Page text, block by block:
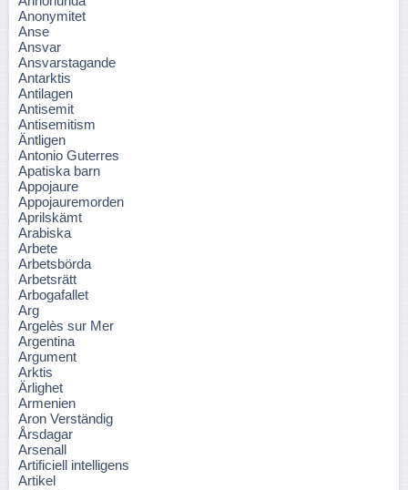
Anonymitet
Anse
Ansvar
Ansvarstagande
Antarktis
Antilagen
Antisemit
Antisemitism
Äntligen
Antonio Guterres
Apatiska barn
Appojaure
Appojauremorden
Aprilskämt
Arabiska
Arbete
Arbetsbörda
Arbetsrätt
Arbogafallet
Arg
Argelès sur Mer
Argentina
Argument
Arktis
Ärlighet
Armenien
Aron Verständig
Årsdagar
Arsenall
Artificiell intelligens
Artikel